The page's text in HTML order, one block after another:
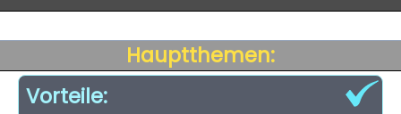
Hauptthemen:
Vorteile: